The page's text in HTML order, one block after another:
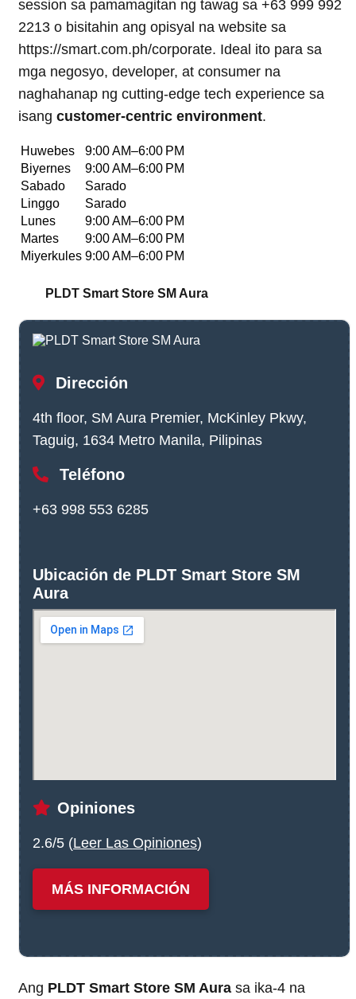
session sa pamamagitan ng tawag sa +63 999 992
2213 o bisitahin ang opisyal na website sa
https://smart.com.ph/corporate. Ideal ito para sa
mga negosyo, developer, at consumer na
naghahanap ng cutting-edge tech experience sa
isang customer-centric environment.
Huwebes
9:00 AM–6:00 PM
Biyernes
9:00 AM–6:00 PM
Sabado
Sarado
Linggo
Sarado
Lunes
9:00 AM–6:00 PM
Martes
9:00 AM–6:00 PM
Miyerkules 9:00 AM–6:00 PM
PLDT Smart Store SM Aura
Dirección
4th floor, SM Aura Premier, McKinley Pkwy,
Taguig, 1634 Metro Manila, Pilipinas
Teléfono
+63 998 553 6285
Ubicación de PLDT Smart Store SM
Aura
Opiniones
2.6/5 (Leer Las Opiniones)
MÁS INFORMACIÓN
Ang PLDT Smart Store SM Aura sa ika-4 na